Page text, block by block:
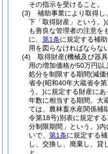
その指示を受けること。
(3)
補助事業により取得
下「取得財産」という。)
も善良な管理者の注意を
に、 第1条に規定する補
用を図らなければならな
(4)
取得財産(機械及び器
用の増加価格が50万円以
処分を制限する期間(減価
省令(昭和40年大蔵省令
う。)に規定する財産に
年数に相当する期間。大
ては、農林畜水産関係補
令第18号)別表に規定す
分制限期間」という。)内
いで、 第1条に規定する
し、交換し、廃棄し、貸